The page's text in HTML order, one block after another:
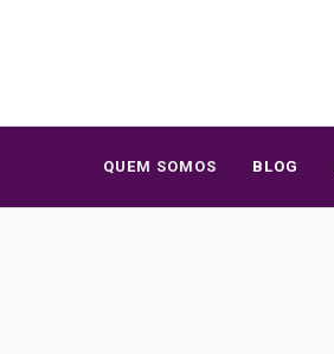
QUEM SOMOS BLOG